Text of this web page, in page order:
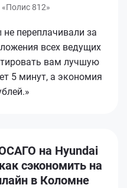
812»
переплачивали за
всех ведущих
вам лучшую
5 минут, а экономия
на Hyundai
сэкономить на
в Коломне